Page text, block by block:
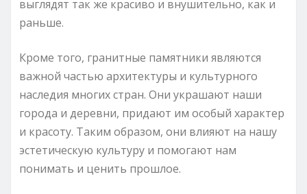
выглядят так же красиво и внушительно, как и
раньше.
Кроме того, гранитные памятники являются
важной частью архитектуры и культурного
наследия многих стран. Они украшают наши
города и деревни, придают им особый характер
и красоту. Таким образом, они влияют на нашу
эстетическую культуру и помогают нам
понимать и ценить прошлое.